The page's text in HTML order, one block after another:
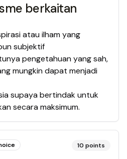
berkaitan
atau ilham yang
subjektif
pengetahuan yang sah,
mungkin dapat menjadi
supaya bertindak untuk
secara maksimum.
10 points